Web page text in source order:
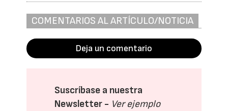
COMENTARIOS AL ARTÍCULO/NOTICIA
Deja un comentario
Suscríbase a nuestra
Newsletter - Ver ejemplo